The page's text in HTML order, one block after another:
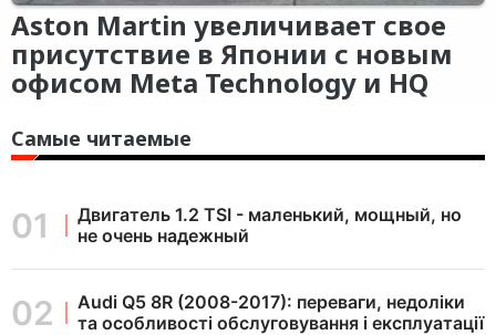
Aston Martin увеличивает свое
присутствие в Японии с новым
офисом Meta Technology и HQ
Самые читаемые
Двигатель 1.2 TSI - маленький, мощный, но
не очень надежный
Audi Q5 8R (2008-2017): переваги, недоліки
та особливості обслуговування і експлуатації